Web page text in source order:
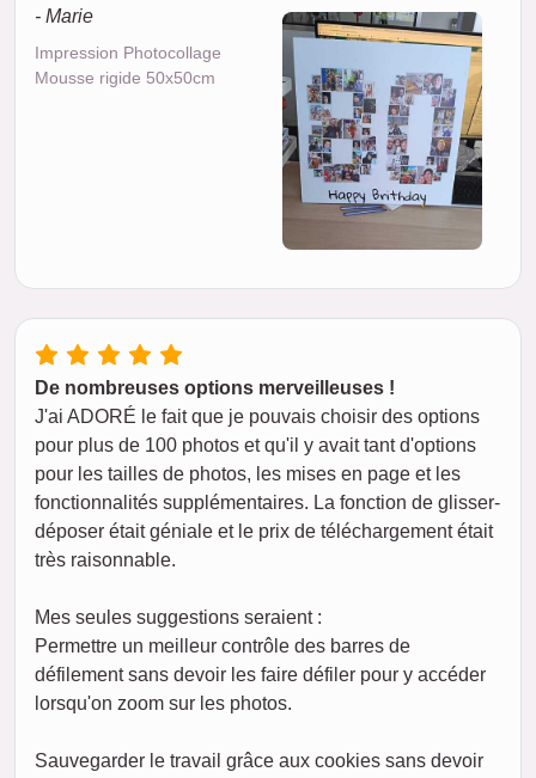
- Marie
Impression Photocollage
Mousse rigide 50x50cm
De nombreuses options merveilleuses !
J'ai ADORÉ le fait que je pouvais choisir des options
pour plus de 100 photos et qu'il y avait tant d'options
pour les tailles de photos, les mises en page et les
fonctionnalités supplémentaires. La fonction de glisser-
déposer était géniale et le prix de téléchargement était
très raisonnable.
Mes seules suggestions seraient :
Permettre un meilleur contrôle des barres de
défilement sans devoir les faire défiler pour y accéder
lorsqu'on zoom sur les photos.
Sauvegarder le travail grâce aux cookies sans devoir